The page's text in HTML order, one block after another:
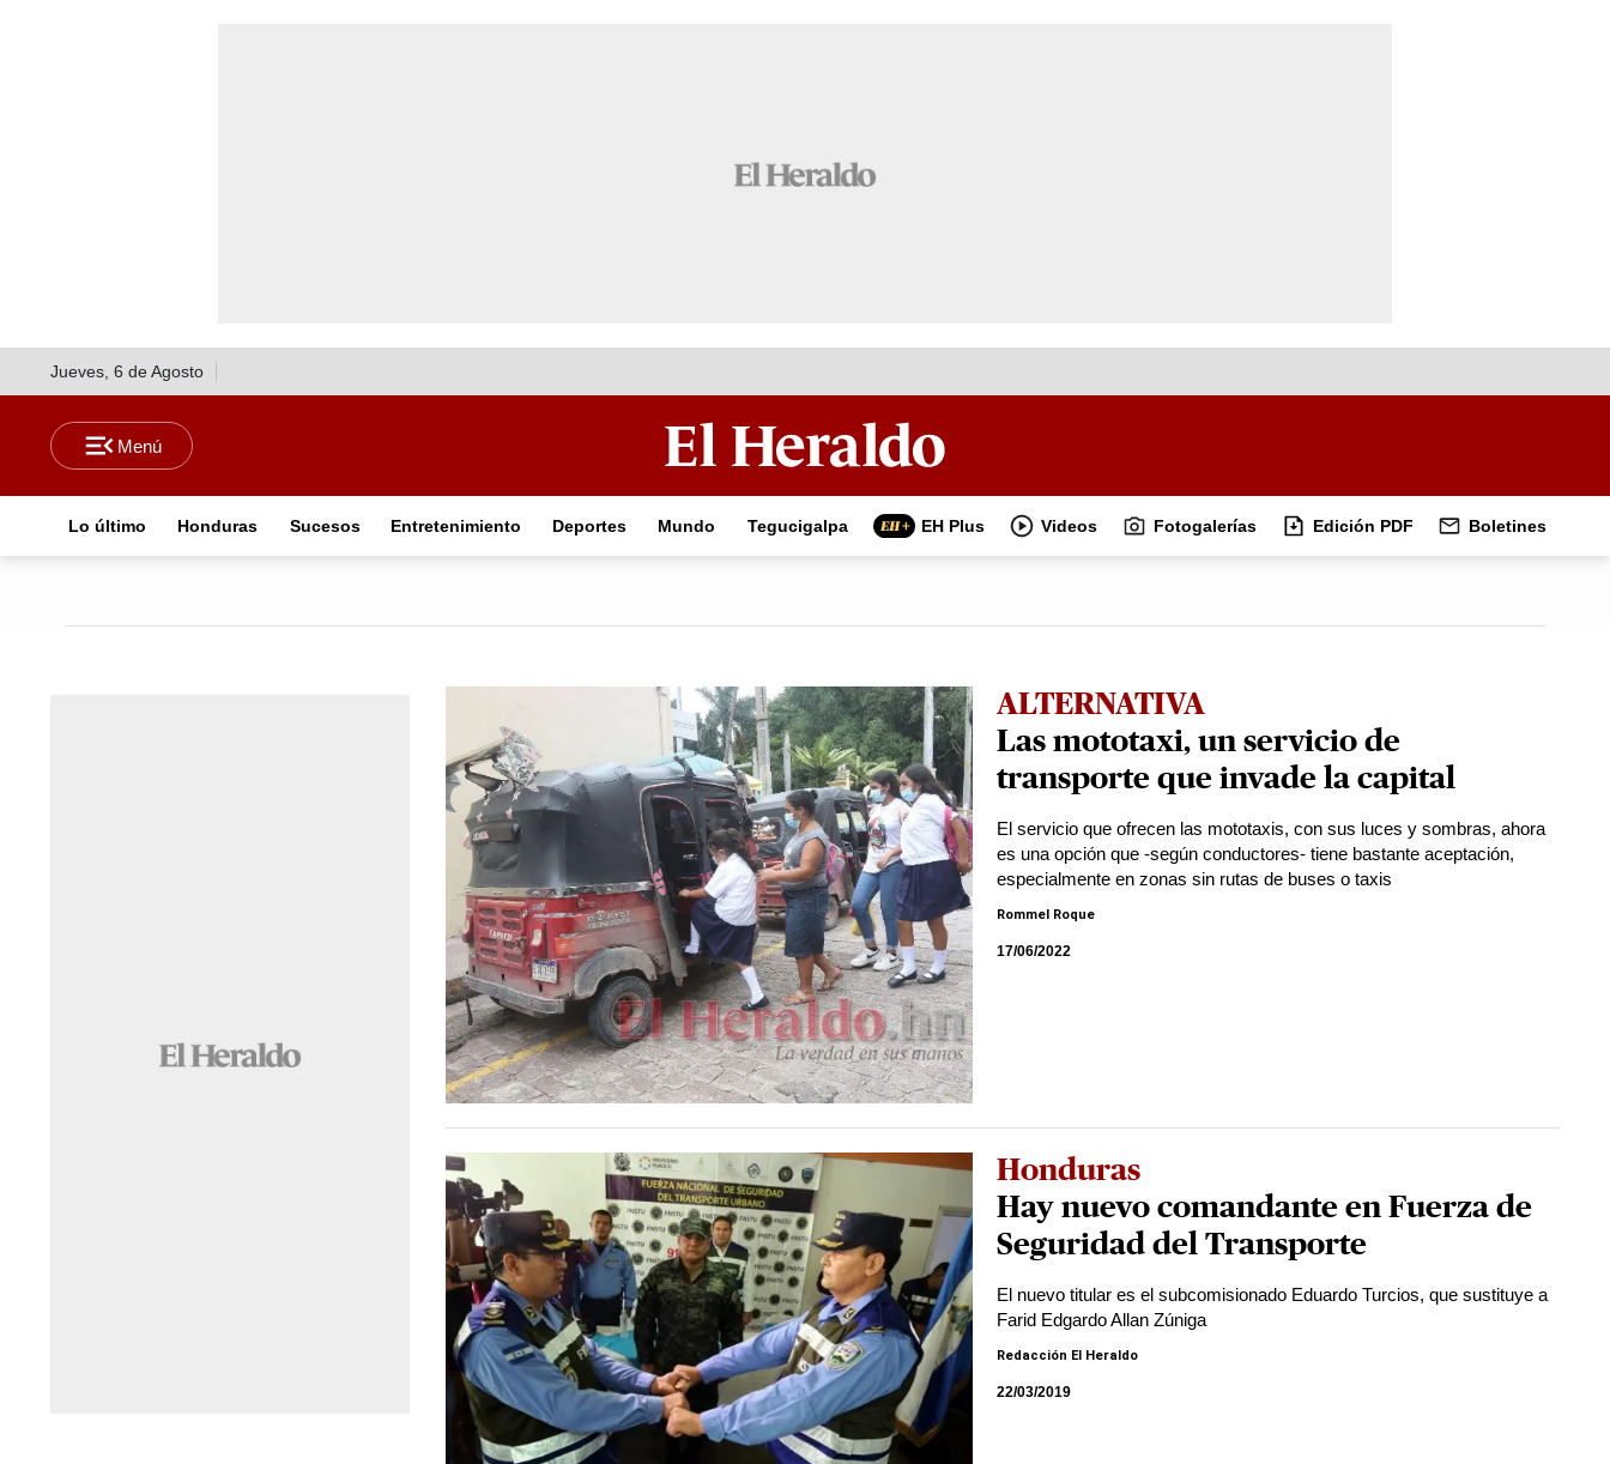
Jueves, 6 de Agosto
Lo último Honduras Sucesos Entretenimiento Deportes Mundo Tegucigalpa EH Plus Videos Fotogalerías Edición PDF Boletines
ALTERNATIVA
Las mototaxi, un servicio de
transporte que invade la capital
El servicio que ofrecen las mototaxis, con sus luces y sombras, ahora
es una opción que -según conductores- tiene bastante aceptación,
especialmente en zonas sin rutas de buses o taxis
Rommel Roque
17/06/2022
Honduras
Hay nuevo comandante en Fuerza de
Seguridad del Transporte
El nuevo titular es el subcomisionado Eduardo Turcios, que sustituye a
Farid Edgardo Allan Zúniga
Redacción El Heraldo
22/03/2019